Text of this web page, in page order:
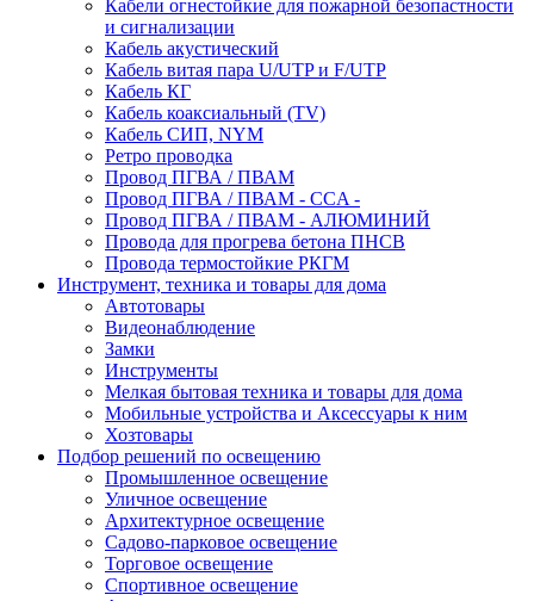
Кабели огнестойкие для пожарной безопастности
и сигнализации
Кабель акустический
Кабель витая пара U/UTP и F/UTP
Кабель КГ
Кабель коаксиальный (TV)
Кабель СИП, NYM
Ретро проводка
Провод ПГВА / ПВАМ
Провод ПГВА / ПВАМ - CCA -
Провод ПГВА / ПВАМ - АЛЮМИНИЙ
Провода для прогрева бетона ПНСВ
Провода термостойкие РКГМ
Инструмент, техника и товары для дома
Автотовары
Видеонаблюдение
Замки
Инструменты
Мелкая бытовая техника и товары для дома
Мобильные устройства и Аксессуары к ним
Хозтовары
Подбор решений по освещению
Промышленное освещение
Уличное освещение
Архитектурное освещение
Садово-парковое освещение
Торговое освещение
Спортивное освещение